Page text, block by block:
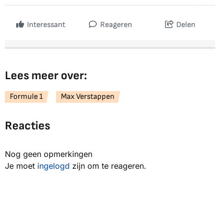
Interessant Reageren Delen
Lees meer over:
Formule 1 Max Verstappen
Reacties
Nog geen opmerkingen
Je moet ingelogd zijn om te reageren.